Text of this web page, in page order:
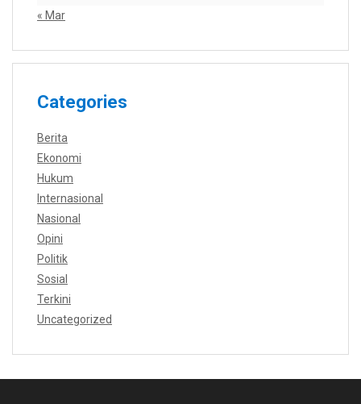
« Mar
Categories
Berita
Ekonomi
Hukum
Internasional
Nasional
Opini
Politik
Sosial
Terkini
Uncategorized